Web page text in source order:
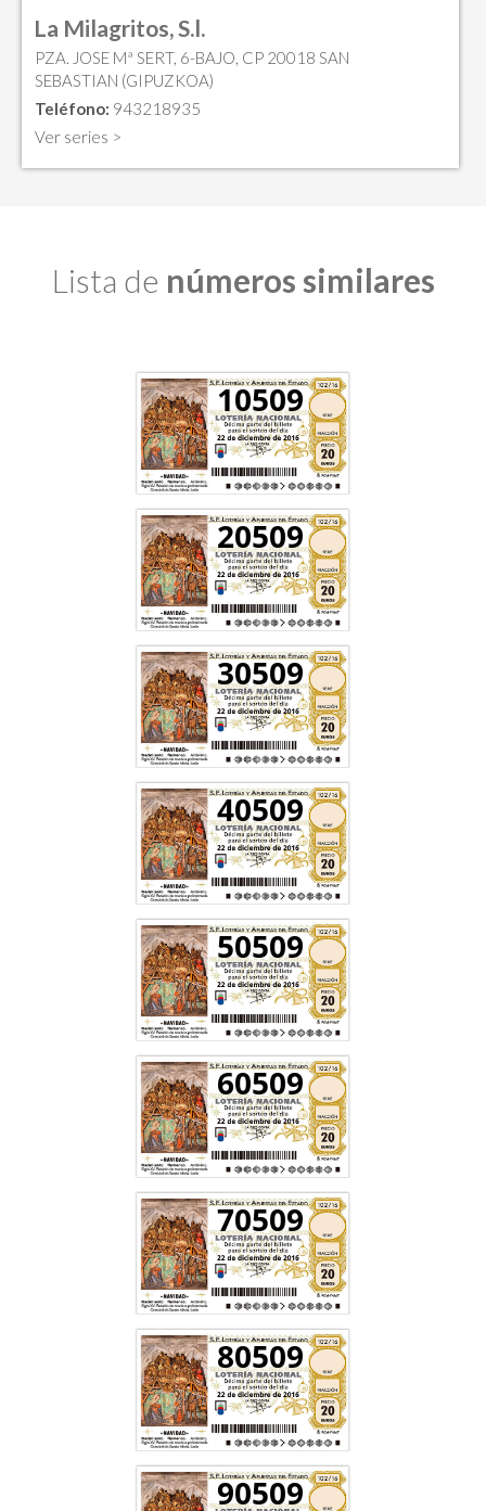
La Milagritos, S.l.
PZA. JOSE Mª SERT, 6-BAJO, CP 20018 SAN
SEBASTIAN (GIPUZKOA)
Teléfono: 943218935
Ver series >
Lista de números similares
10509
20509
30509
40509
50509
60509
70509
80509
90509